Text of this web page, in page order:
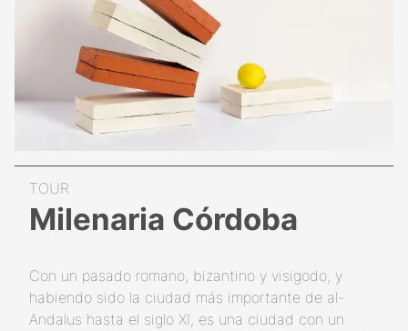
Milenaria Córdoba
Con un pasado romano, bizantino y visigodo, y
habiendo sido la ciudad más importante de al-
Andalus hasta el siglo XI, es una ciudad con un